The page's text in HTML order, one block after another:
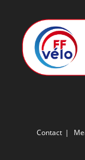
Contact